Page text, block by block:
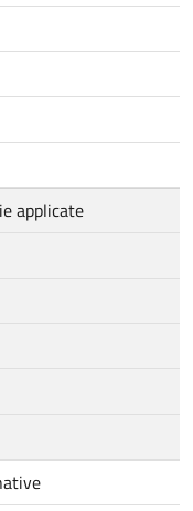
applicate